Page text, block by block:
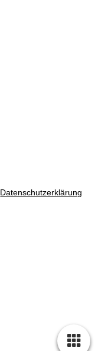
Datenschutzerklärung